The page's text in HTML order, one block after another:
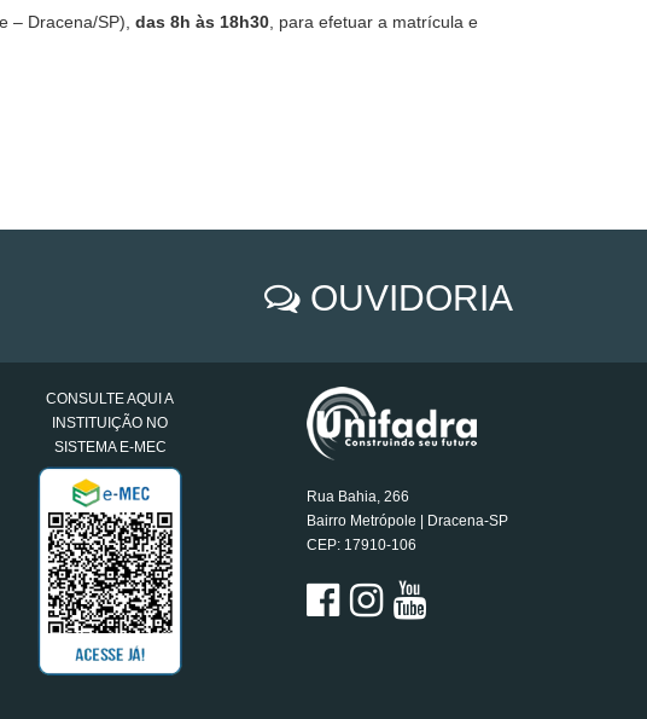
– Dracena/SP), das 8h às 18h30 , para efetuar a matrícula e
OUVIDORIA
CONSULTE AQUI A
INSTITUIÇÃO NO
SISTEMA E-MEC
Rua Bahia, 266
Bairro Metrópole | Dracena-SP
CEP: 17910-106